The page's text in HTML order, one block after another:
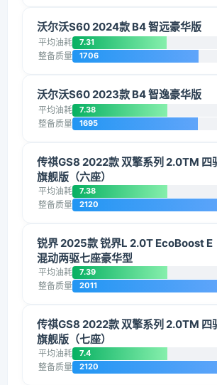
沃尔沃S60 2024款 B4 智远豪华版
平均油耗 7.31
整备质量 1706
沃尔沃S60 2023款 B4 智逸豪华版
平均油耗 7.38
整备质量 1695
传祺GS8 2022款 双擎系列 2.0TM 四
旗舰版（六座）
平均油耗 7.38
整备质量 2120
锐界 2025款 锐界L 2.0T EcoBoost E
混动两驱七座豪华型
平均油耗 7.39
整备质量 2011
传祺GS8 2022款 双擎系列 2.0TM 四
旗舰版（七座）
平均油耗 7.4
整备质量 2120